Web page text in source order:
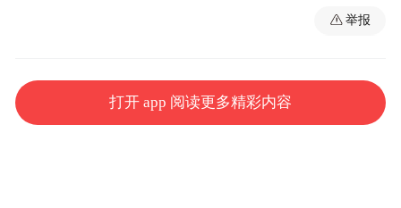
美国智库外交关系委员会表示，美国总统唐
纳德·特朗普与中国国家主席习近平将在北京
举报
打开 app 阅读更多精彩内容